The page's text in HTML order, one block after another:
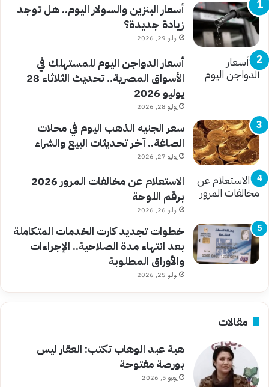
أسعار البنزين والسولار اليوم.. هل توجد
زيادة جديدة؟
يوليو 29, 2026
أسعار الدواجن اليوم للمستهلك في
الأسواق المصرية.. تحديث الثلاثاء 28
يوليو 2026
يوليو 28, 2026
سعر الجنيه الذهب اليوم في محلات
الصاغة.. آخر تحديثات البيع والشراء
يوليو 27, 2026
الاستعلام عن مخالفات المرور 2026
برقم اللوحة
يوليو 26, 2026
خطوات تجديد كارت الخدمات المتكاملة
بعد انتهاء مدة الصلاحية.. الإجراءات
والأوراق المطلوبة
يوليو 25, 2026
مقالات
هبة عبد الوهاب تكتب: العقار ليس
بورصة مفتوحة
يونيو 5, 2026